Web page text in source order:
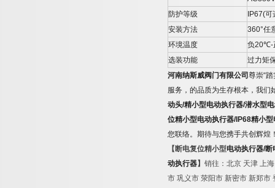
防护等级
IP67(可
安装方法
360°任
环境温度
负20℃-
选装功能
过力矩
河南纳斯威阀门有限公司 尊崇“踏
服务，的品质为生存根本，我们
动头/精小型电动执行器/潜水型
位精小型电动执行器/IP68精小型
您联络。期待与您携手共创辉煌
【断电复位精小型电动执行器/断
动执行器】 销往：北京 天津 上海
市 巩义市 荥阳市 新密市 新郑市